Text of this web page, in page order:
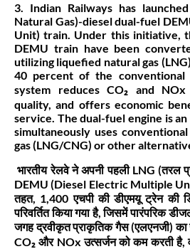
3. Indian Railways has
Natural Gas)-diesel dual-fuel
Unit) train. Under this initiative,
DEMU train have been
utilizing liquefied natural gas
40 percent of the conventional
system reduces CO₂ and
quality, and offers economic
service. The dual-fuel engine is
simultaneously uses
gas (LNG/CNG) or other
भारतीय रेलवे ने अपनी पहली LNG
DEMU (Diesel Electric Multiple
तहत, 1,400 एचपी की डीएमयू ट्रेन की
परिवर्तित किया गया है, जिसमें पारंपरिक
जगह द्रवीकृत प्राकृतिक गैस (एलएनजी) का
CO₂ और NOx उत्सर्जन को कम करती है,